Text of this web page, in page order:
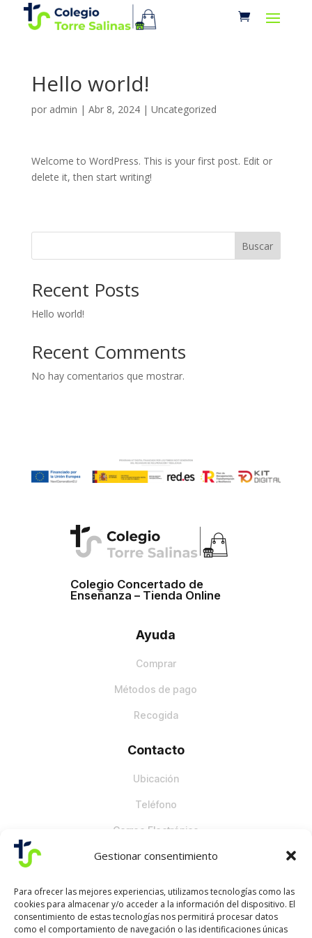
Gestionar consentimiento
Para ofrecer las mejores experiencias, utilizamos tecnologías como las
cookies para almacenar y/o acceder a la información del dispositivo. El
consentimiento de estas tecnologías nos permitirá procesar datos
como el comportamiento de navegación o las identificaciones únicas
Hello world!
por admin | Abr 8, 2024| Uncategorized
Welcome to WordPress. This is your first post. Edit or
delete it, then start writing!
Buscar
Recent Posts
Hello world!
Recent Comments
No hay comentarios que mostrar.
Colegio Concertado de
Enseñanza – Tienda Online
Ayuda
Comprar
Métodos de pago
Recogida
Contacto
Ubicación
Teléfono
Correo Electrónico